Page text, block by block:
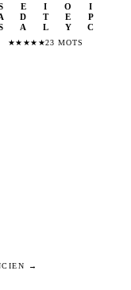
E I O
I
D T E
P
A L Y C
★★ ★★ ★23 MOTS
→